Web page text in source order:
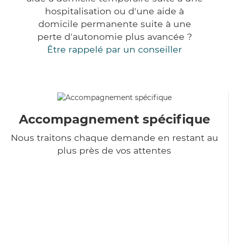
hospitalisation ou d'une aide à
domicile permanente suite à une
perte d'autonomie plus avancée ?
Être rappelé par un conseiller
Accompagnement spécifique
Nous traitons chaque demande en restant au
plus près de vos attentes